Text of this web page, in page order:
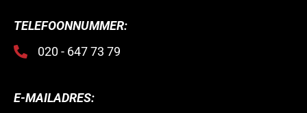
TELEFOONNUMMER:
020 - 647 73 79
E-MAILADRES: